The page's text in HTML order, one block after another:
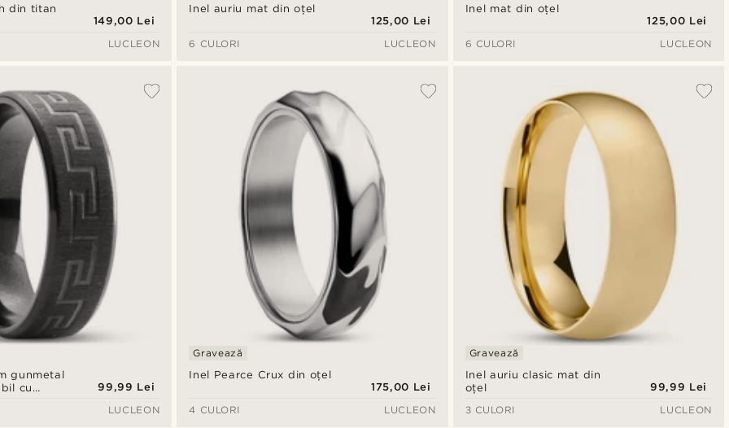
din titan
149,00 Lei
LUCLEON
Inel auriu mat din oțel
125,00 Lei
6 CULORI
LUCLEON
Inel mat din oțel
125,00 Lei
6 CULORI
LUCLEON
gunmetal
cu
99,99 Lei
LUCLEON
Inel Pearce Crux din oțel
Gravează
175,00 Lei
4 CULORI
LUCLEON
Inel auriu clasic mat din
oțel
Gravează
99,99 Lei
3 CULORI
LUCLEON